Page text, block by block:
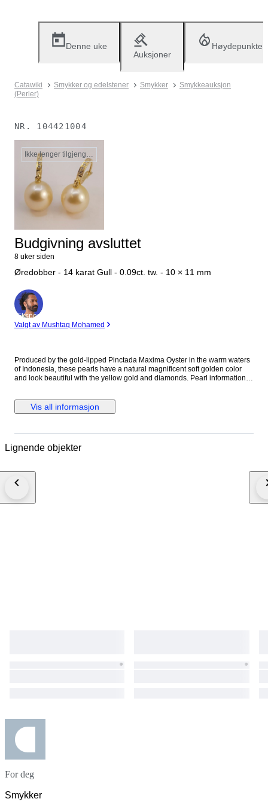
Denne uke
Auksjoner
Høydepunkter
Catawiki Smykker og edelstener Smykker
Smykkeauksjon
(Perler)
NR. 104421004
Ikke lenger tilgjengelig
Budgivning avsluttet
8 uker siden
Øredobber - 14 karat Gull - 0.09ct. tw. - 10 × 11 mm
Ekspert
Valgt av Mushtaq Mohamed
Produced by the gold-lipped Pinctada Maxima Oyster in the warm waters
of Indonesia, these pearls have a natural magnificent soft golden color
and look beautiful with the yellow gold and diamonds. Pearl information: -
Size: 10x11mm Gold information: 14K yellow gold, hallmarked at the
inside of the earrings. 14 white round diamonds brilliant cut, totalling
secure lever back closures. Packaging: Earrings jewellery box Insured
Vis all informasjon
Lignende objekter
For deg
Smykker